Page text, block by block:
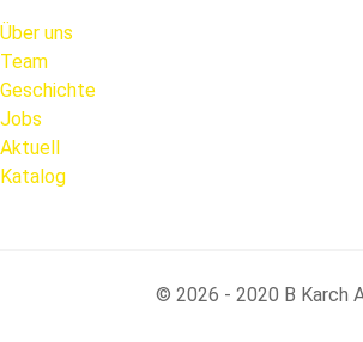
Über uns
Team
Geschichte
Jobs
Aktuell
Katalog
© 2026 - 2020 B Karch